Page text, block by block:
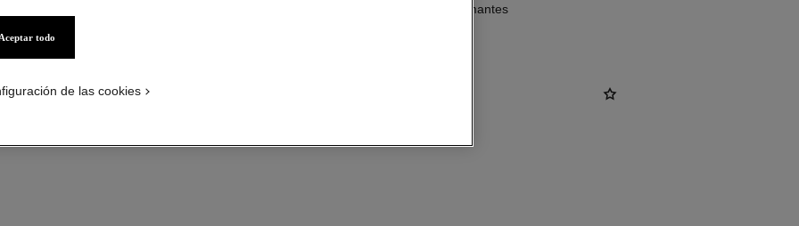
Oro blanco de 18 quilates, diamantes
Aceptar todo
de las cookies